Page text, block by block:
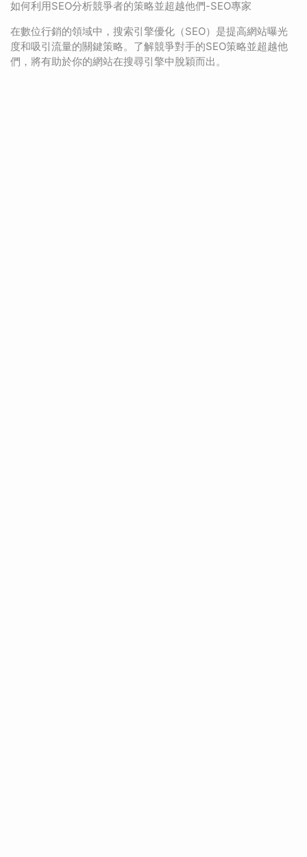
如何利用SEO分析競爭者的策略並超越他們-SEO專家
在數位行銷的領域中，搜索引擎優化（SEO）是提高網站曝光
度和吸引流量的關鍵策略。了解競爭對手的SEO策略並超越他
們，將有助於你的網站在搜尋引擎中脫穎而出。